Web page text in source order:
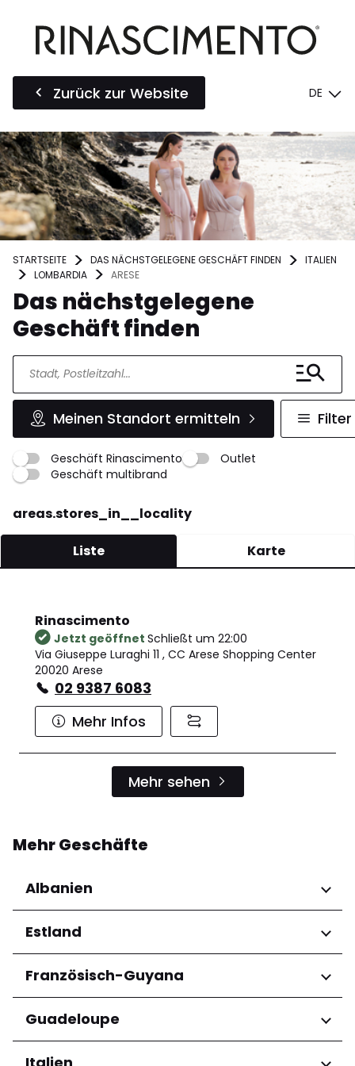
Zurück zur Website DE
STARTSEITE DAS NÄCHSTGELEGENE GESCHÄFT FINDEN
ITALIEN
LOMBARDIA
ARESE
Das nächstgelegene
Geschäft finden
Meinen Standort ermitteln Filter
Geschäft Rinascimento
Outlet
Geschäft multibrand
areas.stores_in__locality
Liste Karte
Rinascimento
Jetzt geöffnet Schließt um 22:00
Via Giuseppe Luraghi 11 , CC Arese Shopping Center
20020 Arese
02 9387 6083
Mehr Infos
Mehr sehen
Mehr Geschäfte
Albanien
Regionen
Qarku i Tiranës
Estland
Regionen
Harju maakond
Tartu maakond
Französisch-Guyana
Regionen
Arrondissement de Cayenne
Guadeloupe
Regionen